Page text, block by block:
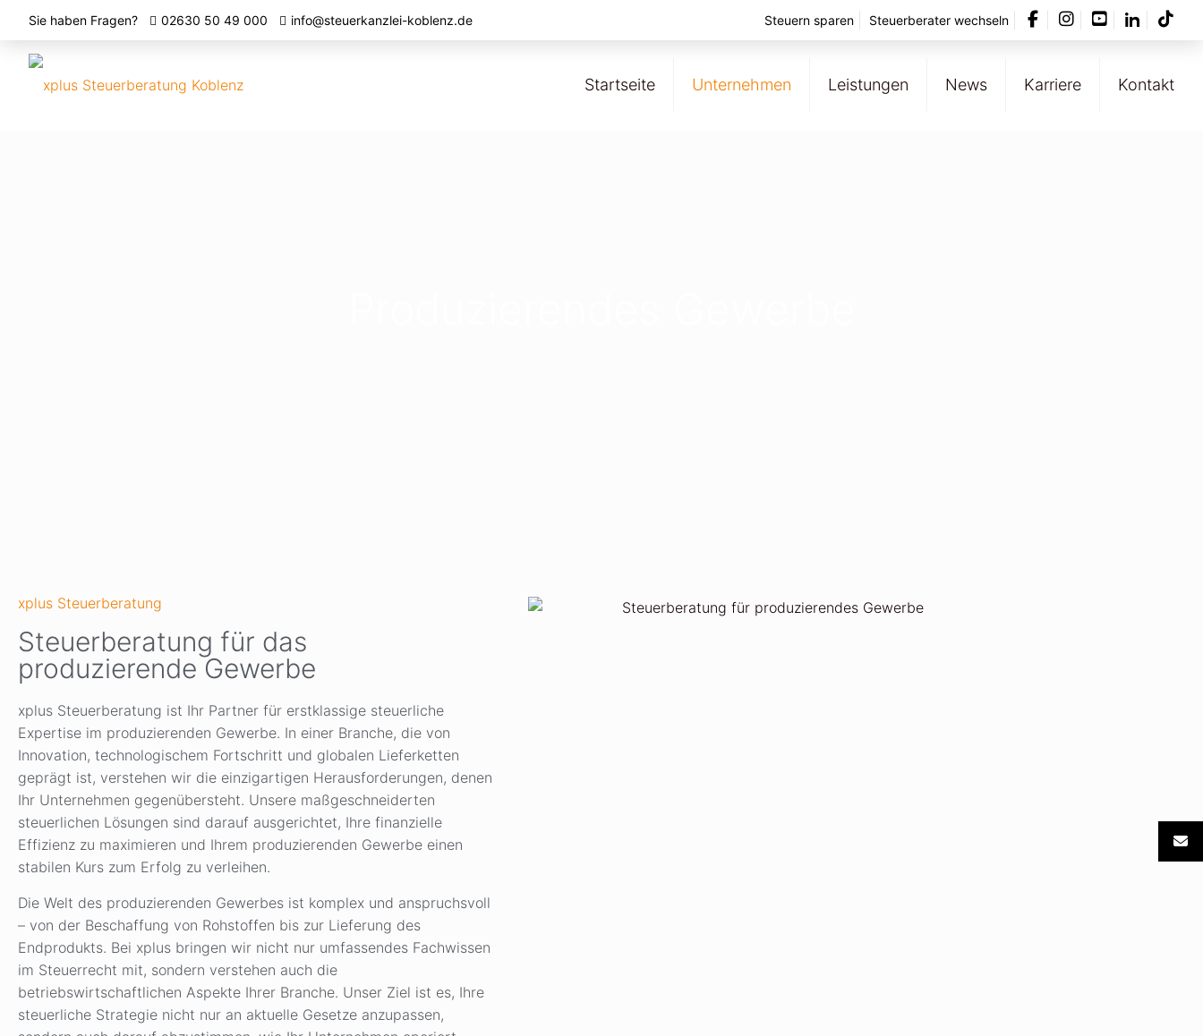
Sie haben Fragen? 02630 50 49 000 info@steuerkanzlei-koblenz.de Steuern sparen Steuerberater wechseln
Startseite Unternehmen Leistungen News Karriere Kontakt
xplus Steuerberatung
Steuerberatung für das
produzierende Gewerbe
xplus Steuerberatung ist Ihr Partner für erstklassige steuerliche
Expertise im produzierenden Gewerbe. In einer Branche, die von
Innovation, technologischem Fortschritt und globalen Lieferketten
geprägt ist, verstehen wir die einzigartigen Herausforderungen, denen
Ihr Unternehmen gegenübersteht. Unsere maßgeschneiderten
steuerlichen Lösungen sind darauf ausgerichtet, Ihre finanzielle
Effizienz zu maximieren und Ihrem produzierenden Gewerbe einen
stabilen Kurs zum Erfolg zu verleihen.
Die Welt des produzierenden Gewerbes ist komplex und anspruchsvoll
– von der Beschaffung von Rohstoffen bis zur Lieferung des
Endprodukts. Bei xplus bringen wir nicht nur umfassendes Fachwissen
im Steuerrecht mit, sondern verstehen auch die
betriebswirtschaftlichen Aspekte Ihrer Branche. Unser Ziel ist es, Ihre
steuerliche Strategie nicht nur an aktuelle Gesetze anzupassen,